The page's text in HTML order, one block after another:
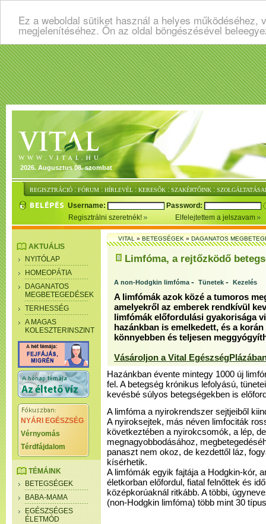
Ez a weboldal sütiket használ a helyes
megjelenítéséhez. Ön az oldal böngészésével
2026. Augusztus 08. szombat
REGISZTRÁCIÓ : FÓRUM : HÍRLEVÉL : KERESŐK : SZAKÉRTŐINK :
Username:
Password:
Regisztrálni szeretnék!
Elfelejtettem a jelszavam
AKTUÁLIS
NYITÓLAP
HOMEOPÁTIA
DAGANATOS
MEGBETEGEDÉSEK
TERHESSÉG
A MAGAS
KOLESZTERINSZINT
NYÁRI EGÉSZSÉG
Vérnyomás
Térdfájdalom
TÉMÁINK
BETEGSÉGEK
BABA-MAMA
EGÉSZSÉGES
ÉLETMÓD
VITAL»BETEGSÉGEK»DAGANATOS
Limfóma, a rejtőzködő
A non-Hodgkin limfóma - Tünetek - Kezelés
A limfómák azok közé a tumoros
amelyekről az emberek rendkívül
limfómák előfordulási gyakorisága
hazánkban is emelkedett, és a
könnyebben és teljesen
Vásároljon a Vital
Hazánkban évente mintegy 1000 új
fel. A betegség krónikus lefolyású,
kevésbé súlyos betegségekben is
A limfóma a nyirokrendszer sejtjeiből
A nyiroksejtek, más néven limfociták
következtében a nyirokcsomók, a lép,
megnagyobbodásához,
panaszt nem okoz, de kezdettől láz,
kísérhetik.
A limfómák egyik fajtája a Hodgkin-kór,
életkorban előfordul, fiatal felnőttek és
középkorúaknál ritkább. A többi,
(non-Hodgkin limfóma) több mint 30